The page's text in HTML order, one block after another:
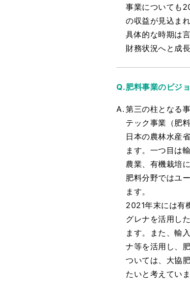
事業についても
の収益が見込ま
具体的な時期は
財務状況へと成
肥料事業のビジ
第三の柱となる
テック事業（肥
日本の農林水産
ます。一つ目は
農業、有機栽培
肥料分野ではユ
ます。
2021年末には有
グレナを活用し
ます。また、輸
ナ等を活用し、
ついては、大協
たいと考えていま